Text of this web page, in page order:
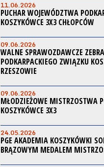
11.06.2026
PUCHAR WOJEWÓDZTWA
KOSZYKÓWCE 3X3 CHŁOPCÓW
09.06.2026
WALNE SPRAWOZDAWCZE
PODKARPACKIEGO ZWIĄZKU
RZESZOWIE
09.06.2026
MŁODZIEŻOWE MISTRZOSTWA
KOSZYKÓWCE 3X3
24.05.2026
PGE AKADEMIA KOSZYKÓWKI
BRĄZOWYM MEDALEM